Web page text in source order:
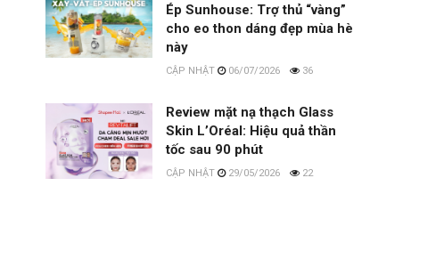
Ép Sunhouse: Trợ thủ “vàng”
cho eo thon dáng đẹp mùa hè
này
06/07/2026 36
Review mặt nạ thạch Glass
Skin L’Oréal: Hiệu quả thần
tốc sau 90 phút
29/05/2026 22